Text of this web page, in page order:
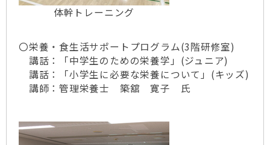
体幹トレーニング
〇栄養・食生活サポートプログラム(3階研修室)
講話：「中学生のための栄養学」(ジュニア)
講話：「小学生に必要な栄養について」(キッズ)
講師：管理栄養士 築舘 寛子 氏